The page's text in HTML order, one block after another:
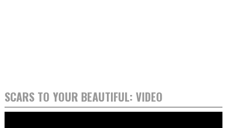
SCARS TO YOUR BEAUTIFUL: VIDEO